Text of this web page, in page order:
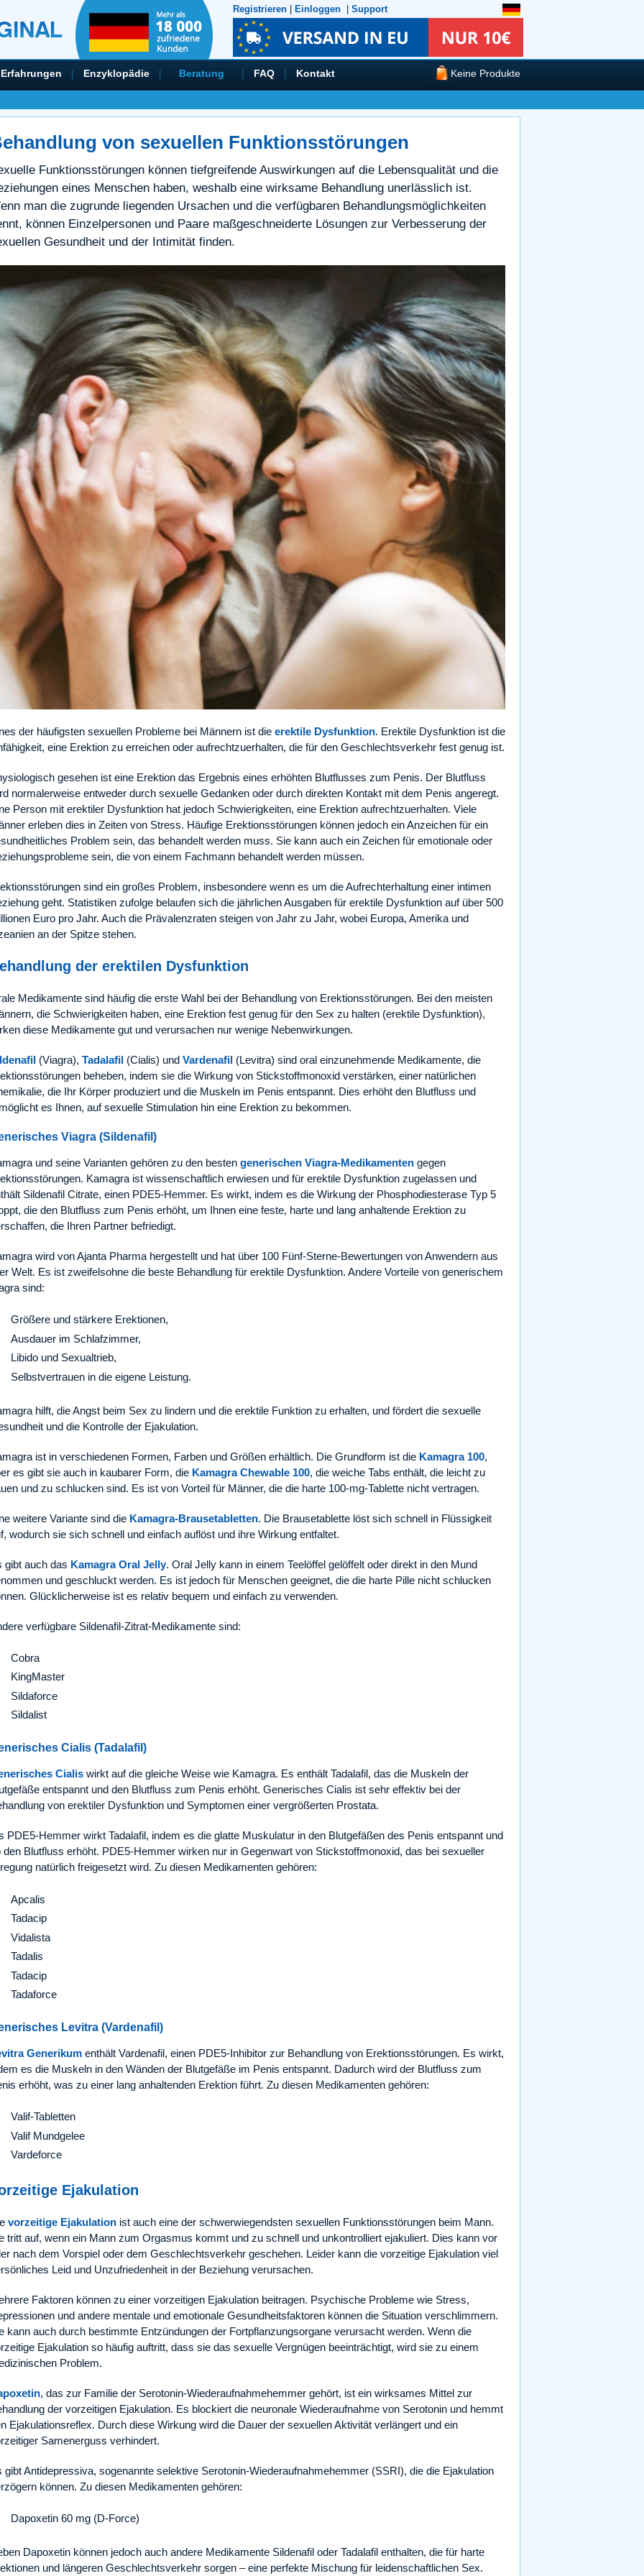
Registrieren Einloggen Support
Erfahrungen | Enzyklopädie | Beratung | FAQ | Kontakt Keine Produkte
von sexuellen Funktionsstörungen
Funktionsstörungen können tiefgreifende Auswirkungen auf die Lebensqualität und die
eines Menschen haben, weshalb eine wirksame Behandlung unerlässlich ist.
man die zugrunde liegenden Ursachen und die verfügbaren Behandlungsmöglichkeiten
können Einzelpersonen und Paare maßgeschneiderte Lösungen zur Verbesserung der
Gesundheit und der Intimität finden.
der häufigsten sexuellen Probleme bei Männern ist die erektile Dysfunktion. Erektile Dysfunktion ist die
eine Erektion zu erreichen oder aufrechtzuerhalten, die für den Geschlechtsverkehr fest genug ist.
gesehen ist eine Erektion das Ergebnis eines erhöhten Blutflusses zum Penis. Der Blutfluss
normalerweise entweder durch sexuelle Gedanken oder durch direkten Kontakt mit dem Penis angeregt.
Person mit erektiler Dysfunktion hat jedoch Schwierigkeiten, eine Erektion aufrechtzuerhalten. Viele
erleben dies in Zeiten von Stress. Häufige Erektionsstörungen können jedoch ein Anzeichen für ein
Problem sein, das behandelt werden muss. Sie kann auch ein Zeichen für emotionale oder
sein, die von einem Fachmann behandelt werden müssen.
sind ein großes Problem, insbesondere wenn es um die Aufrechterhaltung einer intimen
geht. Statistiken zufolge belaufen sich die jährlichen Ausgaben für erektile Dysfunktion auf über 500
Euro pro Jahr. Auch die Prävalenzraten steigen von Jahr zu Jahr, wobei Europa, Amerika und
an der Spitze stehen.
der erektilen Dysfunktion
Medikamente sind häufig die erste Wahl bei der Behandlung von Erektionsstörungen. Bei den meisten
die Schwierigkeiten haben, eine Erektion fest genug für den Sex zu halten (erektile Dysfunktion),
diese Medikamente gut und verursachen nur wenige Nebenwirkungen.
(Viagra), Tadalafil (Cialis) und Vardenafil (Levitra) sind oral einzunehmende Medikamente, die
beheben, indem sie die Wirkung von Stickstoffmonoxid verstärken, einer natürlichen
die Ihr Körper produziert und die Muskeln im Penis entspannt. Dies erhöht den Blutfluss und
es Ihnen, auf sexuelle Stimulation hin eine Erektion zu bekommen.
Viagra (Sildenafil)
und seine Varianten gehören zu den besten generischen Viagra-Medikamenten gegen
Kamagra ist wissenschaftlich erwiesen und für erektile Dysfunktion zugelassen und
Sildenafil Citrate, einen PDE5-Hemmer. Es wirkt, indem es die Wirkung der Phosphodiesterase Typ 5
die den Blutfluss zum Penis erhöht, um Ihnen eine feste, harte und lang anhaltende Erektion zu
die Ihren Partner befriedigt.
wird von Ajanta Pharma hergestellt und hat über 100 Fünf-Sterne-Bewertungen von Anwendern aus
Welt. Es ist zweifelsohne die beste Behandlung für erektile Dysfunktion. Andere Vorteile von generischem
sind:
Größere und stärkere Erektionen,
Ausdauer im Schlafzimmer,
Libido und Sexualtrieb,
Selbstvertrauen in die eigene Leistung.
hilft, die Angst beim Sex zu lindern und die erektile Funktion zu erhalten, und fördert die sexuelle
und die Kontrolle der Ejakulation.
ist in verschiedenen Formen, Farben und Größen erhältlich. Die Grundform ist die Kamagra 100,
es gibt sie auch in kaubarer Form, die Kamagra Chewable 100, die weiche Tabs enthält, die leicht zu
und zu schlucken sind. Es ist von Vorteil für Männer, die die harte 100-mg-Tablette nicht vertragen.
weitere Variante sind die Kamagra-Brausetabletten. Die Brausetablette löst sich schnell in Flüssigkeit
wodurch sie sich schnell und einfach auflöst und ihre Wirkung entfaltet.
gibt auch das Kamagra Oral Jelly. Oral Jelly kann in einem Teelöffel gelöffelt oder direkt in den Mund
und geschluckt werden. Es ist jedoch für Menschen geeignet, die die harte Pille nicht schlucken
Glücklicherweise ist es relativ bequem und einfach zu verwenden.
verfügbare Sildenafil-Zitrat-Medikamente sind:
Cobra
KingMaster
Sildaforce
Sildalist
Cialis (Tadalafil)
Cialis wirkt auf die gleiche Weise wie Kamagra. Es enthält Tadalafil, das die Muskeln der
entspannt und den Blutfluss zum Penis erhöht. Generisches Cialis ist sehr effektiv bei der
von erektiler Dysfunktion und Symptomen einer vergrößerten Prostata.
PDE5-Hemmer wirkt Tadalafil, indem es die glatte Muskulatur in den Blutgefäßen des Penis entspannt und
den Blutfluss erhöht. PDE5-Hemmer wirken nur in Gegenwart von Stickstoffmonoxid, das bei sexueller
natürlich freigesetzt wird. Zu diesen Medikamenten gehören:
Apcalis
Tadacip
Vidalista
Tadalis
Tadacip
Tadaforce
Levitra (Vardenafil)
Generikum enthält Vardenafil, einen PDE5-Inhibitor zur Behandlung von Erektionsstörungen. Es wirkt,
es die Muskeln in den Wänden der Blutgefäße im Penis entspannt. Dadurch wird der Blutfluss zum
erhöht, was zu einer lang anhaltenden Erektion führt. Zu diesen Medikamenten gehören:
Valif-Tabletten
Valif Mundgelee
Vardeforce
Ejakulation
vorzeitige Ejakulation ist auch eine der schwerwiegendsten sexuellen Funktionsstörungen beim Mann.
tritt auf, wenn ein Mann zum Orgasmus kommt und zu schnell und unkontrolliert ejakuliert. Dies kann vor
nach dem Vorspiel oder dem Geschlechtsverkehr geschehen. Leider kann die vorzeitige Ejakulation viel
Leid und Unzufriedenheit in der Beziehung verursachen.
Faktoren können zu einer vorzeitigen Ejakulation beitragen. Psychische Probleme wie Stress,
und andere mentale und emotionale Gesundheitsfaktoren können die Situation verschlimmern.
kann auch durch bestimmte Entzündungen der Fortpflanzungsorgane verursacht werden. Wenn die
Ejakulation so häufig auftritt, dass sie das sexuelle Vergnügen beeinträchtigt, wird sie zu einem
Problem.
, das zur Familie der Serotonin-Wiederaufnahmehemmer gehört, ist ein wirksames Mittel zur
der vorzeitigen Ejakulation. Es blockiert die neuronale Wiederaufnahme von Serotonin und hemmt
Ejakulationsreflex. Durch diese Wirkung wird die Dauer der sexuellen Aktivität verlängert und ein
Samenerguss verhindert.
gibt Antidepressiva, sogenannte selektive Serotonin-Wiederaufnahmehemmer (SSRI), die die Ejakulation
können. Zu diesen Medikamenten gehören:
Dapoxetin 60 mg (D-Force)
Dapoxetin können jedoch auch andere Medikamente Sildenafil oder Tadalafil enthalten, die für harte
und längeren Geschlechtsverkehr sorgen – eine perfekte Mischung für leidenschaftlichen Sex.